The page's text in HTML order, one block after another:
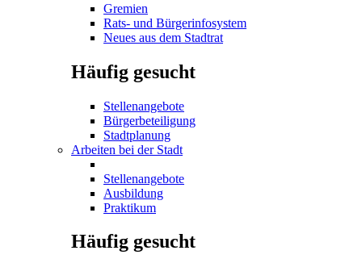
Gremien
Rats- und Bürgerinfosystem
Neues aus dem Stadtrat
Häufig gesucht
Stellenangebote
Bürgerbeteiligung
Stadtplanung
Arbeiten bei der Stadt
Stellenangebote
Ausbildung
Praktikum
Häufig gesucht